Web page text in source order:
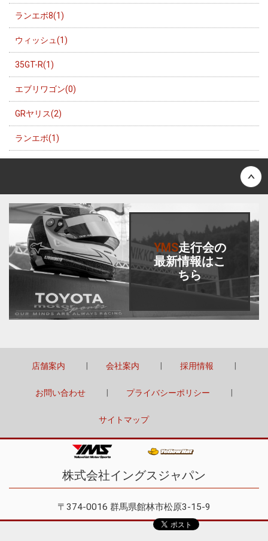
ランエボ8(1)
ウィッシュ(1)
35GT-R(1)
エブリワゴン(0)
GRヤリス(2)
ランエボ(1)
YMS走行会の
最新情報はこ
ちら
店舗案内 会社案内 採用情報
お問い合わせ プライバシーポリシー
サイトマップ
株式会社イングスジャパン
〒374-0016 群馬県館林市松原3-15-9